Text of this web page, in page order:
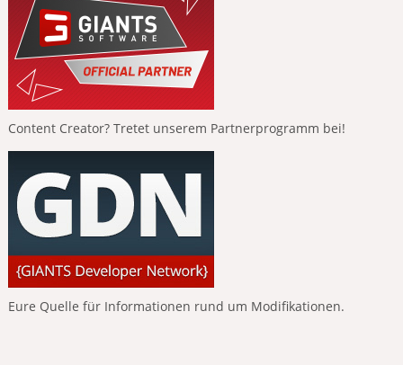
Content Creator? Tretet unserem Partnerprogramm bei!
Eure Quelle für Informationen rund um Modifikationen.